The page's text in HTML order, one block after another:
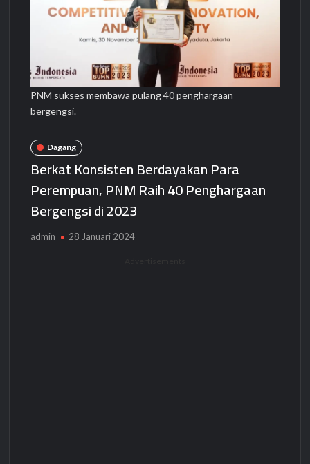
PNM sukses membawa pulang 40 penghargaan
bergengsi.
Dagang
Berkat Konsisten Berdayakan Para
Perempuan, PNM Raih 40 Penghargaan
Bergengsi di 2023
admin 28 Januari 2024